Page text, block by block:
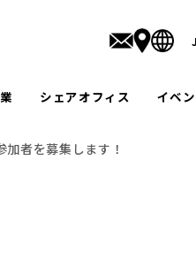
シェアオフィス イベ
者を募集します！